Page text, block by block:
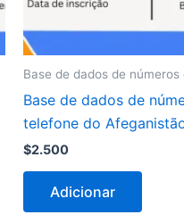
Base de dados de
Base de dados de
telefone do
$2.500
Adicionar